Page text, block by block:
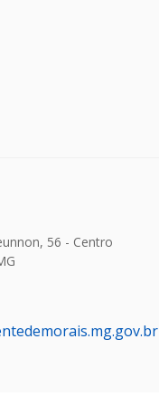
56 - Centro